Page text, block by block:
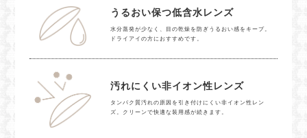
うるおい保つ低含水レンズ
水分蒸発が少なく、目の乾燥を防ぎうるおい感をキープ。
ドライアイの方におすすめです。
汚れにくい非イオン性レンズ
タンパク質汚れの原因を引き付けにくい非イオン性レン
ズ。クリーンで快適な装用感が続きます。